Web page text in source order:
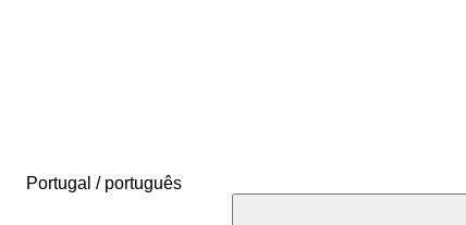
Portugal / português